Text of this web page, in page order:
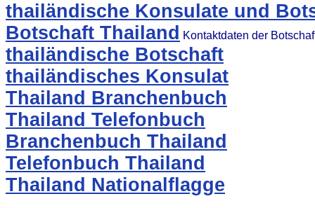
thailändische Konsulate und
Botschaft Thailand
Kontaktdaten der
thailändische Botschaft
thailändisches Konsulat
Thailand Branchenbuch
Thailand Telefonbuch
Branchenbuch Thailand
Telefonbuch Thailand
Thailand Nationalflagge